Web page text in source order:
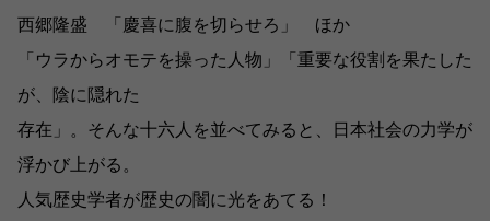
西郷隆盛 「慶喜に腹を切らせろ」 ほか
「ウラからオモテを操った人物」「重要な役割を果たした
が、陰に隠れた
存在」。そんな十六人を並べてみると、日本社会の力学が
浮かび上がる。
人気歴史学者が歴史の闇に光をあてる！